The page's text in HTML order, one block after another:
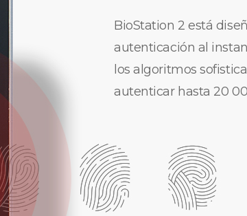
BioStation 2 está
autenticación al
los algoritmos
autenticar hasta 20